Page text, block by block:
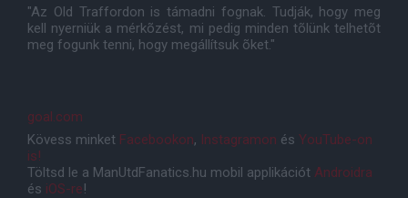
"Az Old Traffordon is támadni fognak. Tudják, hogy meg
kell nyerniük a mérkõzést, mi pedig minden tõlünk telhetõt
meg fogunk tenni, hogy megállítsuk õket."
goal.com
Kövess minket Facebookon, Instagramon és YouTube-on
is!
Töltsd le a ManUtdFanatics.hu mobil applikációt Androidra
és iOS-re!